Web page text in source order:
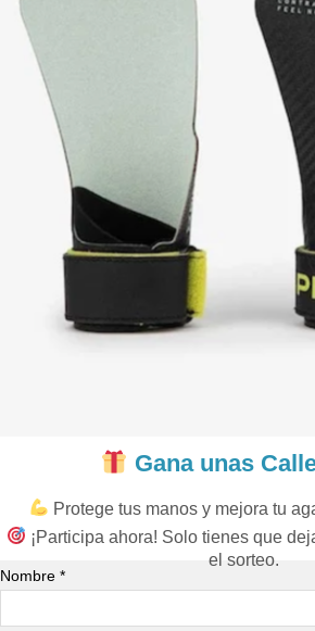
Gana unas
Protege tus manos y mejora tu
¡Participa ahora! Solo tienes que
el sorteo.
Nombre *